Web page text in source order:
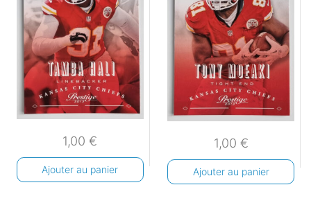
1,00€
Ajouter au panier
1,00 €
Ajouter au panier